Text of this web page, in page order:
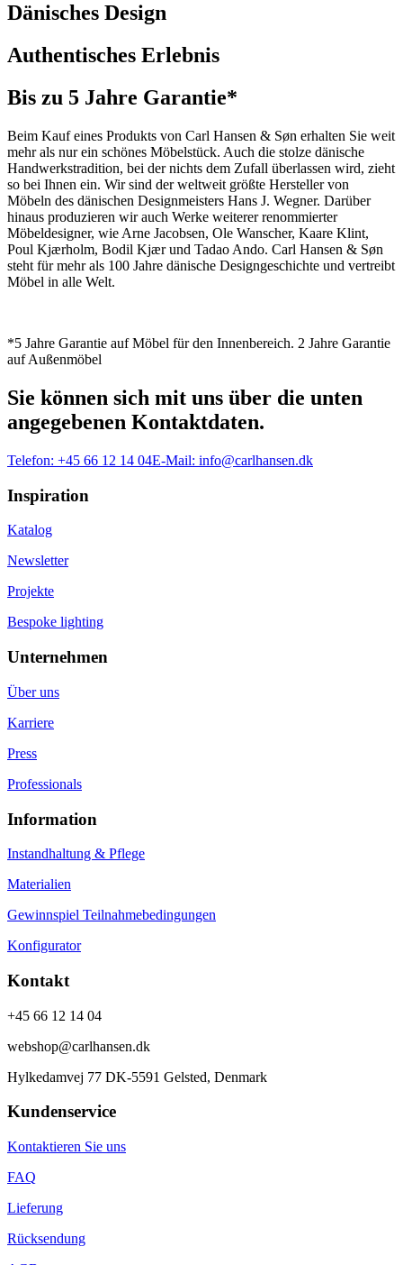
Dänisches Design
Authentisches Erlebnis
Bis zu 5 Jahre Garantie*
Beim Kauf eines Produkts von Carl Hansen & Søn erhalten Sie weit
mehr als nur ein schönes Möbelstück. Auch die stolze dänische
Handwerkstradition, bei der nichts dem Zufall überlassen wird, zieht
so bei Ihnen ein. Wir sind der weltweit größte Hersteller von
Möbeln des dänischen Designmeisters Hans J. Wegner. Darüber
hinaus produzieren wir auch Werke weiterer renommierter
Möbeldesigner, wie Arne Jacobsen, Ole Wanscher, Kaare Klint,
Poul Kjærholm, Bodil Kjær und Tadao Ando. Carl Hansen & Søn
steht für mehr als 100 Jahre dänische Designgeschichte und vertreibt
Möbel in alle Welt.
*5 Jahre Garantie auf Möbel für den Innenbereich. 2 Jahre Garantie
auf Außenmöbel
Sie können sich mit uns über die unten
angegebenen Kontaktdaten.
Telefon: +45 66 12 14 04E-Mail: info@carlhansen.dk
Inspiration
Katalog
Newsletter
Projekte
Bespoke lighting
Unternehmen
Über uns
Karriere
Press
Professionals
Information
Instandhaltung & Pflege
Materialien
Gewinnspiel Teilnahmebedingungen
Konfigurator
Kontakt
+45 66 12 14 04
webshop@carlhansen.dk
Hylkedamvej 77 DK-5591 Gelsted, Denmark
Kundenservice
Kontaktieren Sie uns
FAQ
Lieferung
Rücksendung